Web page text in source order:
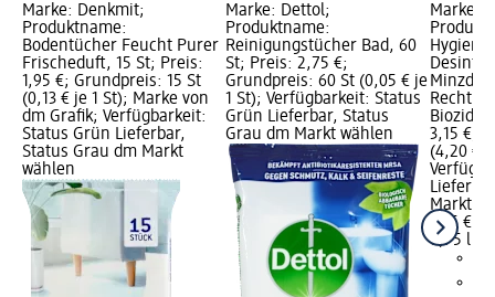
Marke: Denkmit;
Produktname:
Bodentücher Feucht Purer
Frischeduft, 15 St; Preis:
1,95 €; Grundpreis: 15 St
(0,13 € je 1 St); Marke von
dm Grafik; Verfügbarkeit:
Status Grün Lieferbar,
Status Grau dm Markt
wählen
Marke: Dettol;
Produktname:
Reinigungstücher Bad, 60
St; Preis: 2,75 €;
Grundpreis: 60 St (0,05 € je
1 St); Verfügbarkeit: Status
Grün Lieferbar, Status
Grau dm Markt wählen
Marke:
3,15 €;
(4,20 €
Markt
3,15 €
0,75 l